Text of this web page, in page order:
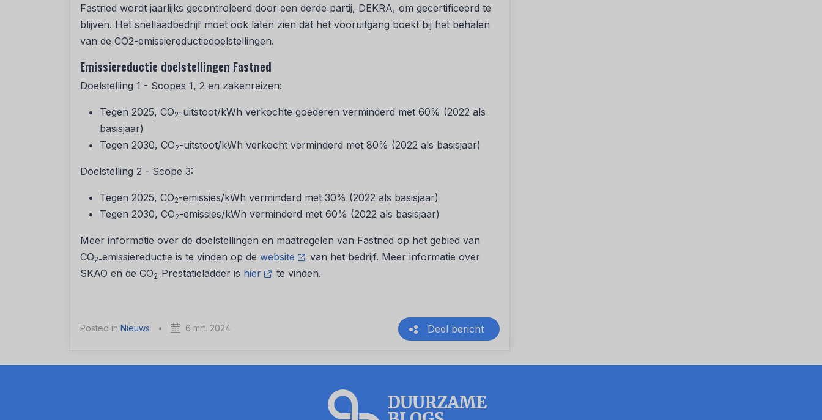
Fastned wordt jaarlijks gecontroleerd door een derde partij, DEKRA, om gecertificeerd te
blijven. Het snellaadbedrijf moet ook laten zien dat het vooruitgang boekt bij het behalen
van de CO2-emissiereductiedoelstellingen.
Emissiereductie doelstellingen Fastned
Doelstelling 1 - Scopes 1, 2 en zakenreizen:
Tegen 2025, CO2-uitstoot/kWh verkochte goederen verminderd met 60% (2022 als
basisjaar)
Tegen 2030, CO2-uitstoot/kWh verkocht verminderd met 80% (2022 als basisjaar)
Doelstelling 2 - Scope 3:
Tegen 2025, CO2-emissies/kWh verminderd met 30% (2022 als basisjaar)
Tegen 2030, CO2-emissies/kWh verminderd met 60% (2022 als basisjaar)
Meer informatie over de doelstellingen en maatregelen van Fastned op het gebied van
CO2-emissiereductie is te vinden op de website
van het bedrijf. Meer informatie over
SKAO en de CO2-Prestatieladder is hier te vinden.
Posted in Nieuws • 6 mrt. 2024 Deel bericht